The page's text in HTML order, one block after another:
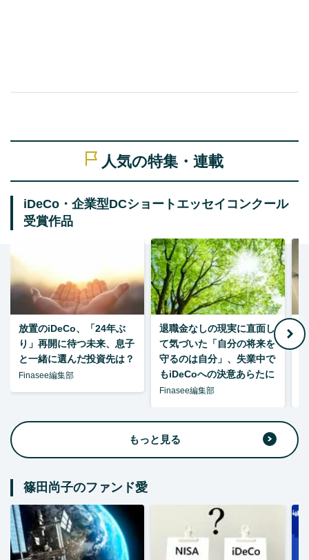
人気の特集・連載
iDeCo・企業型DCショートエッセイコンクール
受賞作品
放置のiDeCo、「24年ぶ
り」再開に待つ未来、息子
と一緒に選んだ投資先は？
Finasee編集部
退職金なしの現実に直面し
て気づいた「自分の将来を
守るのは自分」、失業中で
もiDeCoへの決意あらたに
Finasee編集部
もっと見る
篠田尚子のファンド愛